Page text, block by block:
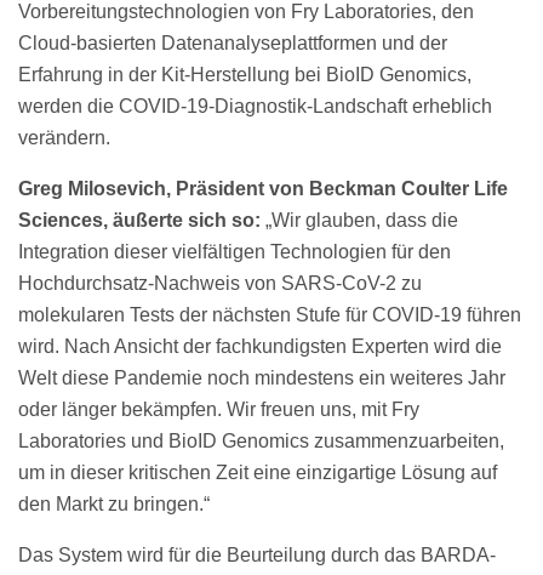
Vorbereitungstechnologien von Fry Laboratories, den
Cloud-basierten Datenanalyseplattformen und der
Erfahrung in der Kit-Herstellung bei BioID Genomics,
werden die COVID-19-Diagnostik-Landschaft erheblich
verändern.
Greg Milosevich, Präsident von Beckman Coulter Life
Sciences, äußerte sich so: „Wir glauben, dass die
Integration dieser vielfältigen Technologien für den
Hochdurchsatz-Nachweis von SARS-CoV-2 zu
molekularen Tests der nächsten Stufe für COVID-19 führen
wird. Nach Ansicht der fachkundigsten Experten wird die
Welt diese Pandemie noch mindestens ein weiteres Jahr
oder länger bekämpfen. Wir freuen uns, mit Fry
Laboratories und BioID Genomics zusammenzuarbeiten,
um in dieser kritischen Zeit eine einzigartige Lösung auf
den Markt zu bringen.“
Das System wird für die Beurteilung durch das BARDA-